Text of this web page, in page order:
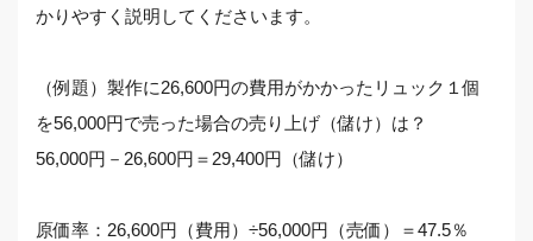
かりやすく説明してくださいます。
（例題）製作に26,600円の費用がかかったリュック１個
を56,000円で売った場合の売り上げ（儲け）は？
56,000円－26,600円＝29,400円（儲け）
原価率：26,600円（費用）÷56,000円（売価）＝47.5％